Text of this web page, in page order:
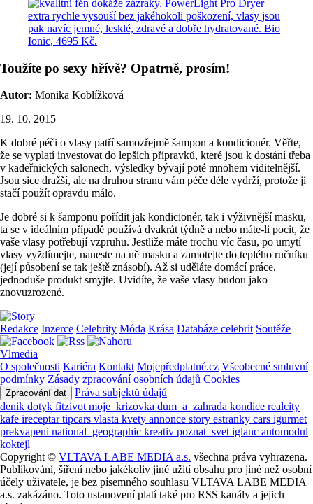
Toužíte po sexy hřívě? Opatrně, prosím!
Autor: Monika Koblížková
19. 10. 2015
K dobré péči o vlasy patří samozřejmě šampon a kondicionér. Věřte,
že se vyplatí investovat do lepších přípravků, které jsou k dostání třeba
v kadeřnických salonech, výsledky bývají poté mnohem viditelnější.
Jsou sice dražší, ale na druhou stranu vám péče déle vydrží, protože jí
stačí použít opravdu málo.
Je dobré si k šamponu pořídit jak kondicionér, tak i výživnější masku,
ta se v ideálním případě používá dvakrát týdně a nebo máte-li pocit, že
vaše vlasy potřebují vzpruhu. Jestliže máte trochu víc času, po umytí
vlasy vyždímejte, naneste na ně masku a zamotejte do teplého ručníku
(její působení se tak ještě znásobí). Až si uděláte domácí práce,
jednoduše produkt smyjte. Uvidíte, že vaše vlasy budou jako
znovuzrozené.
Redakce Inzerce Celebrity Móda Krása Databáze celebrit Soutěže
Vlmedia
O společnosti Kariéra Kontakt Mojepředplatné.cz Všeobecné smluvní
podmínky Zásady zpracování osobních údajů Cookies
Zpracování dat
Práva subjektů údajů
denik dotyk fitzivot moje_krizovka dum_a_zahrada kondice realcity
kafe ireceptartipcars vlasta kvety annonce story estranky cars igurmet
prekvapeni national_geographic kreativ poznat_svet iglanc automodul
koktejl
Copyright © VLTAVA LABE MEDIA a.s. všechna práva vyhrazena.
Publikování, šíření nebo jakékoliv jiné užití obsahu pro jiné než osobní
účely uživatele, je bez písemného souhlasu VLTAVA LABE MEDIA
a.s. zakázáno. Toto ustanovení platí také pro RSS kanály a jejich